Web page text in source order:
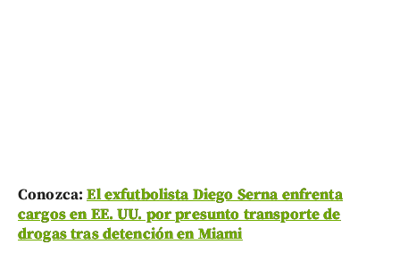
Conozca:El exfutbolista Diego Serna enfrenta
cargos en EE. UU. por presunto transporte de
drogas tras detención en Miami